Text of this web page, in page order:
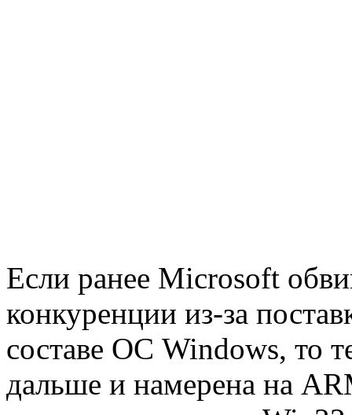
Если ранее Microsoft
конкуренции из-за
составе ОС Windows, то
дальше и намерена на